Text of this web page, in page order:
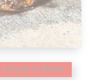
Cafards et Blattes